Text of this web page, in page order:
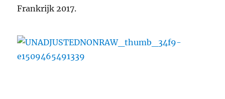
Frankrijk 2017.